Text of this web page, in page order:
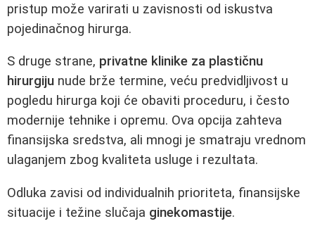
pristup može varirati u zavisnosti od iskustva
pojedinačnog hirurga.
S druge strane, privatne klinike za plastičnu
hirurgiju nude brže termine, veću predvidljivost u
pogledu hirurga koji će obaviti proceduru, i često
modernije tehnike i opremu. Ova opcija zahteva
finansijska sredstva, ali mnogi je smatraju vrednom
ulaganjem zbog kvaliteta usluge i rezultata.
Odluka zavisi od individualnih prioriteta, finansijske
situacije i težine slučaja ginekomastije.